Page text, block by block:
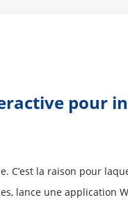
pour
C’est la raison pour
lance une application